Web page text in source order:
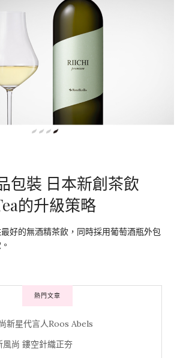
包裝 日本新創茶飲
的升級策略
好的無酒精茶飲，同時採用葡萄酒瓶外包
熱門文章
新星代言人Roos Abels
尚 鏤空針織正夯